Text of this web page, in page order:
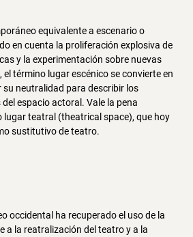
equivalente a escenario o
en cuenta la proliferación explosiva de
y la experimentación sobre nuevas
el término lugar escénico se convierte en
neutralidad para describir los
espacio actoral. Vale la pena
lugar teatral (theatrical space), que hoy
sustitutivo de teatro.
occidental ha recuperado el uso de la
a la reatralización del teatro y a la